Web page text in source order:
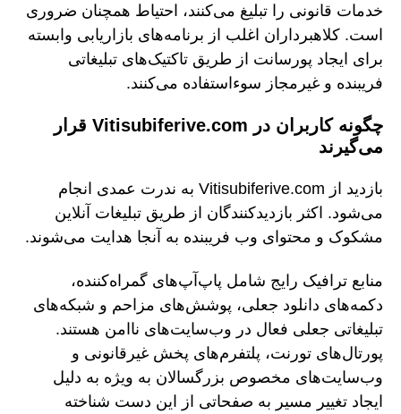
خدمات قانونی را تبلیغ می‌کنند، احتیاط همچنان ضروری
است. کلاهبرداران اغلب از برنامه‌های بازاریابی وابسته
برای ایجاد پورسانت از طریق تاکتیک‌های تبلیغاتی
فریبنده و غیرمجاز سوءاستفاده می‌کنند.
چگونه کاربران در Vitisubiferive.com قرار
می‌گیرند
بازدید از Vitisubiferive.com به ندرت عمدی انجام
می‌شود. اکثر بازدیدکنندگان از طریق تبلیغات آنلاین
مشکوک و محتوای وب فریبنده به آنجا هدایت می‌شوند.
منابع ترافیک رایج شامل پاپ‌آپ‌های گمراه‌کننده،
دکمه‌های دانلود جعلی، پوشش‌های مزاحم و شبکه‌های
تبلیغاتی جعلی فعال در وب‌سایت‌های ناامن هستند.
پورتال‌های تورنت، پلتفرم‌های پخش غیرقانونی و
وب‌سایت‌های مخصوص بزرگسالان به ویژه به دلیل
ایجاد تغییر مسیر به صفحاتی از این دست شناخته